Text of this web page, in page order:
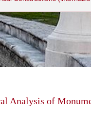
Analysis of